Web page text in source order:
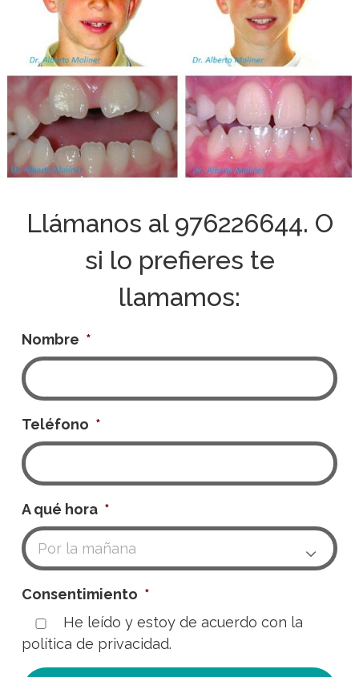
Llámanos al 976226644. O
si lo prefieres te
llamamos:
Nombre *
Teléfono *
A qué hora *

Consentimiento *
He leído y estoy de acuerdo con la
política de privacidad.